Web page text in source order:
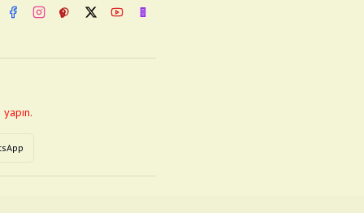
FacebookInstagram
PinterestTwitterYouTubenextsosyal